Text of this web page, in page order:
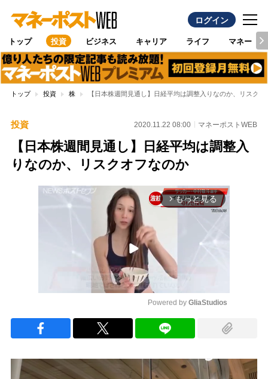
ログイン
トップ 投資 ビジネス キャリア ライフ マネー
トップ 投資 株 【日本株週間見通し】日経平均は調整入りなのか、リスクオ
投資 2020.11.22 08:00 マネーポストWEB
【日本株週間見通し】日経平均は調整入
りなのか、リスクオフなのか
arrow_forward_ios もっと見る
Powered by GliaStudios